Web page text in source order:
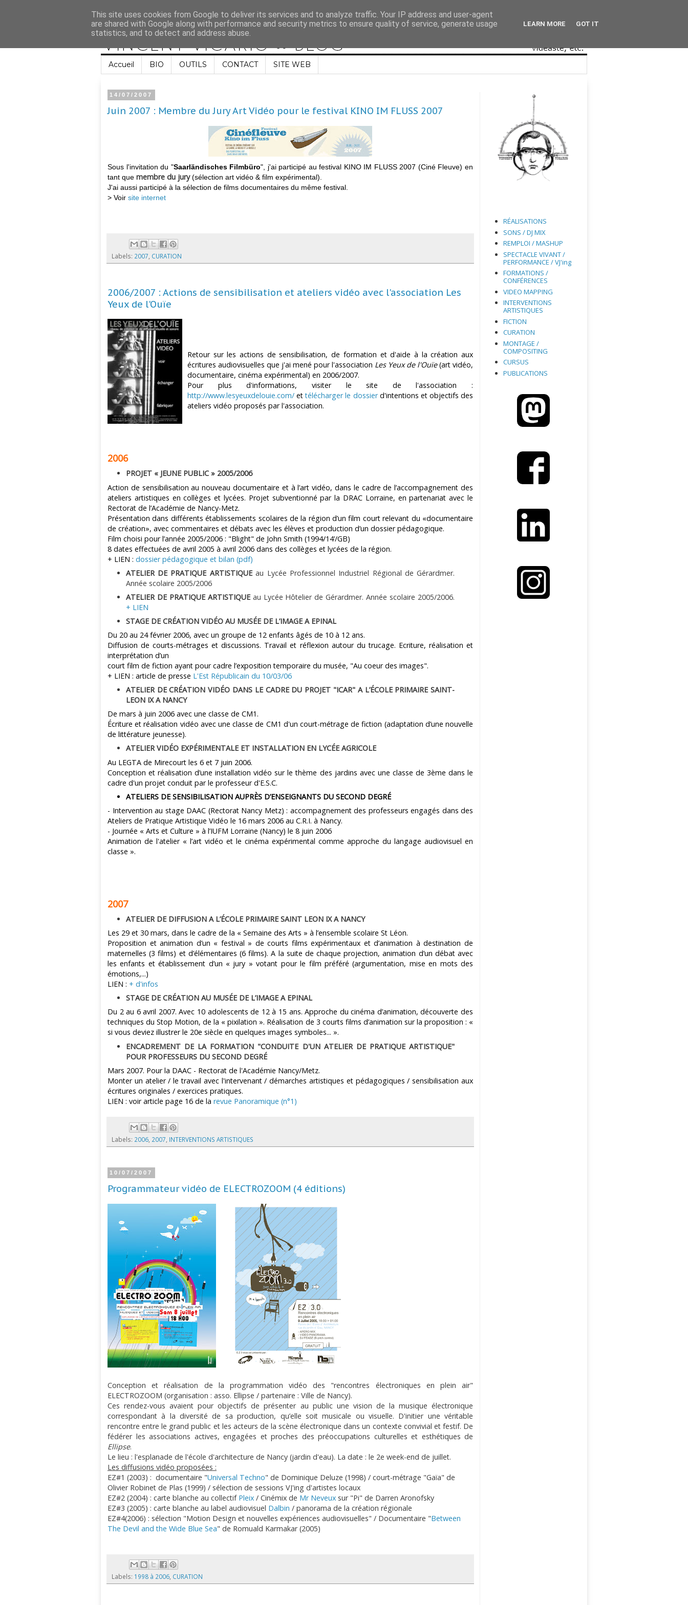
Accueil BIO OUTILS CONTACT SITE WEB
14/07/2007
Juin 2007 : Membre du Jury Art Vidéo pour le festival KINO IM FLUSS 2007
Sous l'invitation du "Saarländisches Filmbüro", j'ai participé au festival KINO IM FLUSS 2007 (Ciné Fleuve) en
tant que membre du jury(sélection art vidéo & film expérimental).
J'ai aussi participé à la sélection de films documentaires du même festival.
> Voir site internet
Labels: 2007 CURATION
2006/2007 : Actions de sensibilisation et ateliers vidéo avec l'association Les
Yeux de l'Ouïe
Retour sur les actions de sensibilisation, de formation et d'aide à la création aux
écritures audiovisuelles que j'ai mené pour l'association Les Yeux de l'Ouïe(art vidéo,
documentaire, cinéma expérimental) en 2006/2007.
Pour plus d'informations, visiter le site de l'association :
http://www.lesyeuxdelouie.com/ ettélécharger le dossierd'intentions et objectifs des
ateliers vidéo proposés par l'association.
2006
PROJET « JEUNE PUBLIC » 2005/2006
Action de sensibilisation au nouveau documentaire et à l’art vidéo, dans le cadre de l’accompagnement des
ateliers artistiques en collèges et lycées. Projet subventionné par la DRAC Lorraine, en partenariat avec le
Rectorat de l’Académie de Nancy-Metz.
Présentation dans différents établissements scolaires de la région d’un film court relevant du «documentaire
de création», avec commentaires et débats avec les élèves et production d’un dossier pédagogique.
Film choisi pour l’année 2005/2006 : "Blight" de John Smith (1994/14’/GB)
8 dates effectuées de avril 2005 à avril 2006 dans des collèges et lycées de la région.
+ LIEN : dossier pédagogique et bilan (pdf)
ATELIER DE PRATIQUE ARTISTIQUEau Lycée Professionnel Industriel Régional de Gérardmer.
Année scolaire 2005/2006
ATELIER DE PRATIQUE ARTISTIQUEau Lycée Hôtelier de Gérardmer. Année scolaire 2005/2006.
+ LIEN
STAGE DE CRÉATION VIDÉO AU MUSÉE DE L’IMAGE A EPINAL
Du 20 au 24 février 2006, avec un groupe de 12 enfants âgés de 10 à 12 ans.
Diffusion de courts-métrages et discussions. Travail et réflexion autour du trucage. Ecriture, réalisation et
interprétation d’un
court film de fiction ayant pour cadre l’exposition temporaire du musée, "Au coeur des images".
+ LIEN : article de presse L'Est Républicain du 10/03/06
ATELIER DE CRÉATION VIDÉO DANS LE CADRE DU PROJET "ICAR" A L’ÉCOLE PRIMAIRE SAINT-
LEON IX A NANCY
De mars à juin 2006 avec une classe de CM1.
Écriture et réalisation vidéo avec une classe de CM1 d'un court-métrage de fiction (adaptation d’une nouvelle
de littérature jeunesse).
ATELIER VIDÉO EXPÉRIMENTALE ET INSTALLATION EN LYCÉE AGRICOLE
Au LEGTA de Mirecourt les 6 et 7 juin 2006.
Conception et réalisation d’une installation vidéo sur le thème des jardins avec une classe de 3ème dans le
cadre d'un projet conduit par le professeur d'E.S.C.
ATELIERS DE SENSIBILISATION AUPRÈS D’ENSEIGNANTS DU SECOND DEGRÉ
- Intervention au stage DAAC (Rectorat Nancy Metz) : accompagnement des professeurs engagés dans des
Ateliers de Pratique Artistique Vidéo le 16 mars 2006 au C.R.I. à Nancy.
- Journée « Arts et Culture » à l’IUFM Lorraine (Nancy) le 8 juin 2006
Animation de l'atelier « l’art vidéo et le cinéma expérimental comme approche du langage audiovisuel en
classe ».
2007
ATELIER DE DIFFUSION A L’ÉCOLE PRIMAIRE SAINT LEON IX A NANCY
Les 29 et 30 mars, dans le cadre de la « Semaine des Arts » à l’ensemble scolaire St Léon.
Proposition et animation d’un « festival » de courts films expérimentaux et d’animation à destination de
maternelles (3 films) et d’élémentaires (6 films). A la suite de chaque projection, animation d’un débat avec
les enfants et établissement d’un « jury » votant pour le film préféré (argumentation, mise en mots des
émotions,...)
LIEN : + d'infos
STAGE DE CRÉATION AU MUSÉE DE L’IMAGE A EPINAL
Du 2 au 6 avril 2007. Avec 10 adolescents de 12 à 15 ans. Approche du cinéma d’animation, découverte des
techniques du Stop Motion, de la « pixilation ». Réalisation de 3 courts films d’animation sur la proposition : «
si vous deviez illustrer le 20e siècle en quelques images symboles... ».
ENCADREMENT DE LA FORMATION "CONDUITE D'UN ATELIER DE PRATIQUE ARTISTIQUE"
POUR PROFESSEURS DU SECOND DEGRÉ
Mars 2007. Pour la DAAC - Rectorat de l'Académie Nancy/Metz.
Monter un atelier / le travail avec l'intervenant / démarches artistiques et pédagogiques / sensibilisation aux
écritures originales / exercices pratiques.
LIEN : voir article page 16 de la revue Panoramique (n°1)
Labels: 2006 2007 INTERVENTIONS ARTISTIQUES
10/07/2007
Programmateur vidéo de ELECTROZOOM (4 éditions)
Conception et réalisation de la programmation vidéo des "rencontres électroniques en plein air"
ELECTROZOOM (organisation : asso. Ellipse / partenaire : Ville de Nancy).
Ces rendez-vous avaient pour objectifsde présenter au public une vision de la musique électronique
correspondant à la diversité de sa production, qu’elle soit musicale ou visuelle. D'initier une véritable
rencontre entre le grand public et les acteurs de la scène électronique dans un contexte convivial et festif. De
fédérer les associations actives, engagées et proches des préoccupations culturelles et esthétiques de
Ellipse.
Le lieu : l'esplanade de l'école d'architecture de Nancy (jardin d'eau). La date : le 2e week-end de juillet.
Les diffusions vidéo proposées :
EZ#1 (2003) : documentaire "Universal Techno" de Dominique Deluze (1998) / court-métrage "Gaïa" de
Olivier Robinet de Plas (1999) / sélection de sessions VJ'ing d'artistes locaux
EZ#2 (2004) : carte blanche au collectif Pleix / Cinémix de Mr Neveux sur "Pi" de Darren Aronofsky
EZ#3 (2005) : carte blanche au label audiovisuel Dalbin / panorama de la création régionale
EZ#4(2006) : sélection "Motion Design et nouvelles expériences audiovisuelles" / Documentaire "Between
The Devil and the Wide Blue Sea" de Romuald Karmakar (2005)
Labels: 1998 à 2006, CURATION
RÉALISATIONS
SONS / DJ MIX
REMPLOI / MASHUP
SPECTACLE VIVANT /
PERFORMANCE / VJ'ing
FORMATIONS /
CONFÉRENCES
VIDEO MAPPING
INTERVENTIONS
ARTISTIQUES
FICTION
CURATION
MONTAGE /
COMPOSITING
CURSUS
PUBLICATIONS
This site uses cookies from Google to deliver its services and to analyze traffic. Your IP address and user-agent
are shared with Google along with performance and security metrics to ensure quality of service, generate usage
statistics, and to detect and address abuse.
LEARN MORE GOT IT